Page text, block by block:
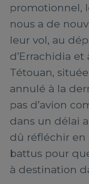
promotionnel,
nous a de
leur vol, au
d’Errachidia
Tétouan,
annulé à la
pas d’avion
dans un délai
dû réfléchir en
battus pour
à destination